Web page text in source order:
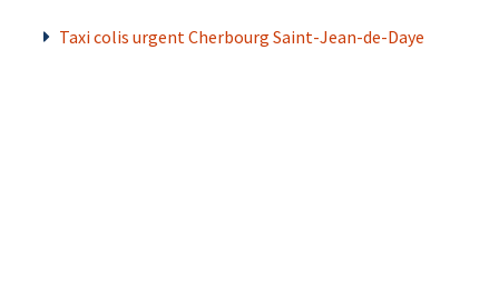
Taxi colis urgent Cherbourg Saint-Jean-de-Daye